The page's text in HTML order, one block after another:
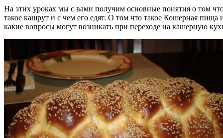
На этих уроках мы с вами получим основные понятия о том
такое кашрут и с чем его едят. О том что такое Кошерная пища
какие вопросы могут возникать при переходе на кашерную